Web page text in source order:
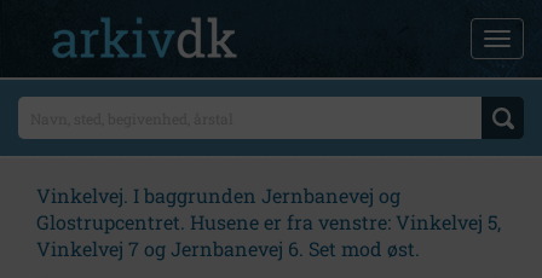
Vinkelvej. I baggrunden Jernbanevej og
Glostrupcentret. Husene er fra venstre: Vinkelvej 5,
Vinkelvej 7 og Jernbanevej 6. Set mod øst.